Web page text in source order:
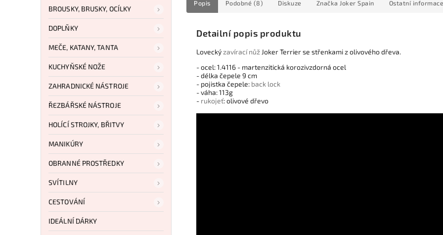
BROUSKY, BRUSKY, OCÍLKY
DOPLŇKY
MEČE, KATANY, TANTA
KUCHYŇSKÉ NOŽE
ZAHRADNICKÉ NÁSTROJE
ŘEZBÁŘSKÉ NÁSTROJE
HOLÍCÍ STROJKY, BŘITVY
MANIKÚRY
OBRANNÉ PROSTŘEDKY
SVÍTILNY
CESTOVÁNÍ
IDEÁLNÍ DÁRKY
Popis Podobné (8) Diskuze Značka Joker Spain Ostatní informace
Detailní popis produktu
Loveckýzavírací nůžJoker Terrier se střenkami z olivového dřeva.
- ocel: 1.4116 - martenzitická korozivzdorná ocel
- délka čepele 9 cm
- pojistka čepele: back lock
- váha: 113g
- rukojeť: olivové dřevo